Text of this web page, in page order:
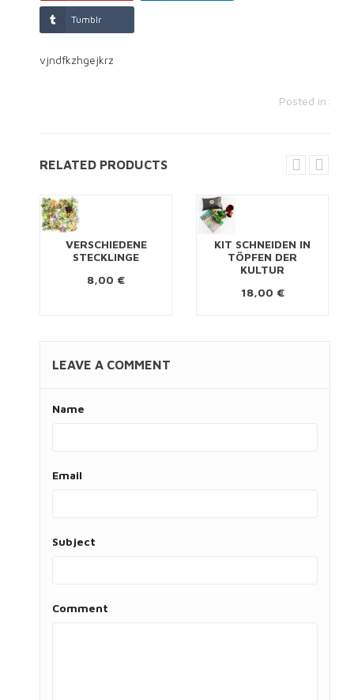
Tumblr
vjndfkzhgejkrz
Posted in:
RELATED PRODUCTS
VERSCHIEDENE
STECKLINGE
8,00 €
KIT SCHNEIDEN IN
TÖPFEN DER
KULTUR
18,00 €
LEAVE A COMMENT
Name
Email
Subject
Comment